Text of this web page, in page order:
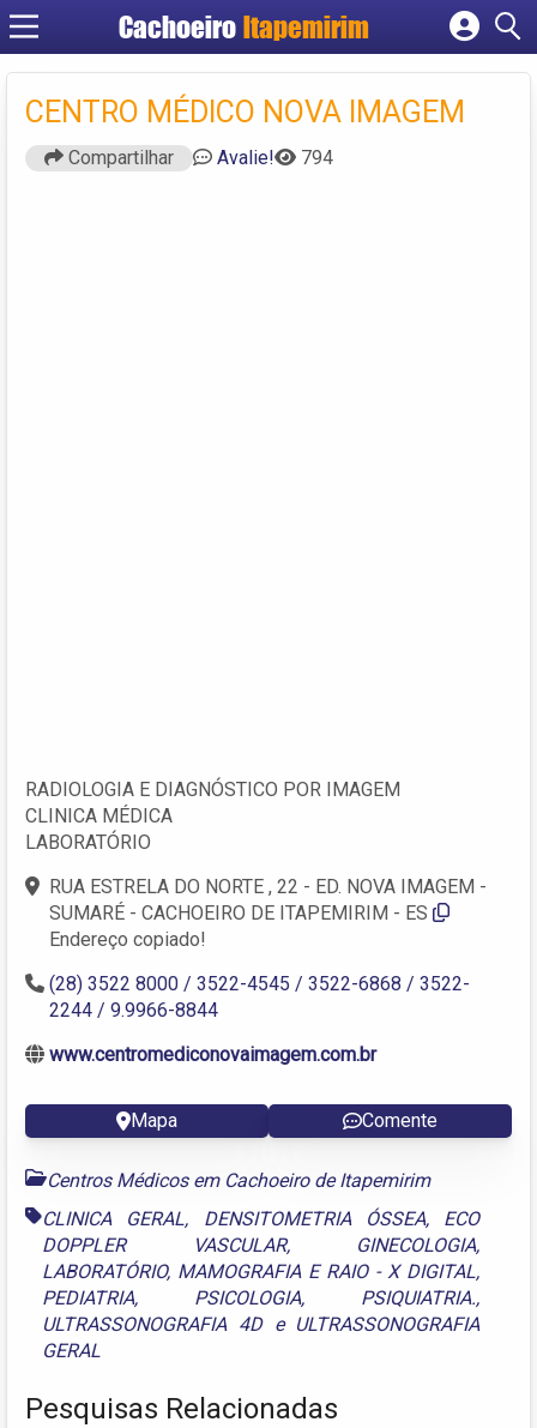
Cachoeiro Itapemirim
Cadastrar empresa
Criar conta
CENTRO MÉDICO NOVA IMAGEM
Compartilhar Avalie! 794
RADIOLOGIA E DIAGNÓSTICO POR IMAGEM
CLINICA MÉDICA
LABORATÓRIO
RUA ESTRELA DO NORTE , 22 - ED. NOVA IMAGEM -
SUMARÉ - CACHOEIRO DE ITAPEMIRIM - ES
Endereço copiado!
(28) 3522 8000 / 3522-4545 / 3522-6868 / 3522-
2244 / 9.9966-8844
www.centromediconovaimagem.com.br
Mapa Comente
Centros Médicos em Cachoeiro de Itapemirim
CLINICA GERAL, DENSITOMETRIA ÓSSEA, ECO
DOPPLER VASCULAR, GINECOLOGIA,
LABORATÓRIO, MAMOGRAFIA E RAIO - X DIGITAL,
PEDIATRIA, PSICOLOGIA, PSIQUIATRIA.,
ULTRASSONOGRAFIA 4De ULTRASSONOGRAFIA
GERAL
Pesquisas Relacionadas